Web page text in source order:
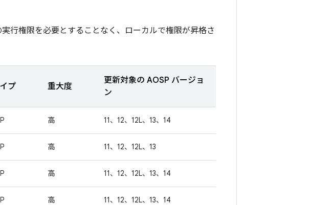
行権限を必要とすることなく、ローカルで権限が昇格さ
プ 重大度
更新対象の AOSP バージョ
ン
高 11、12、12L、13、14
高 11、12、12L、13
高 11、12、12L、13、14
高 11、12、12L、13、14